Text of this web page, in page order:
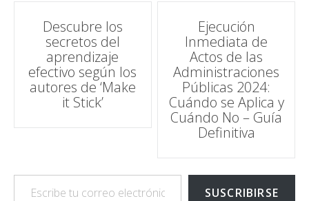
Navegación
entradas
Descubre los
secretos del
aprendizaje
efectivo según los
autores de ‘Make
it Stick’
Ejecución
Inmediata de
Actos de las
Administraciones
Públicas 2024:
Cuándo se Aplica y
Cuándo No – Guía
Definitiva
Escribe tu correo electrónico…
SUSCRIBIRSE